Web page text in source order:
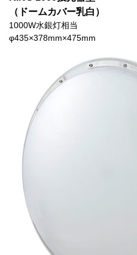
（ドームカバー乳白）
1000W水銀灯相当
φ435×378mm×475mm